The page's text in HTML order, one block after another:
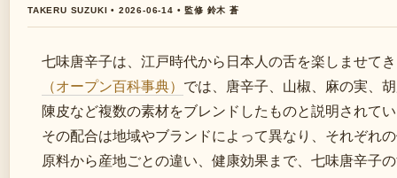
TAKERU SUZUKI • 2026-06-14 • 監修 鈴木 蒼
七味唐辛子は、江戸時代から日本人の舌を楽しませて
（オープン百科事典） では、唐辛子、山椒、麻の実、
陳皮など複数の素材をブレンドしたものと説明されて
その配合は地域やブランドによって異なり、それぞれ
原料から産地ごとの違い、健康効果まで、七味唐辛子